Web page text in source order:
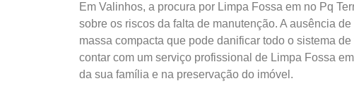
Em Valinhos, a procura por Limpa Fossa em no Pq
sobre os riscos da falta de manutenção. A ausência
massa compacta que pode danificar todo o sistema
contar com um serviço profissional de Limpa Fossa
da sua família e na preservação do imóvel.